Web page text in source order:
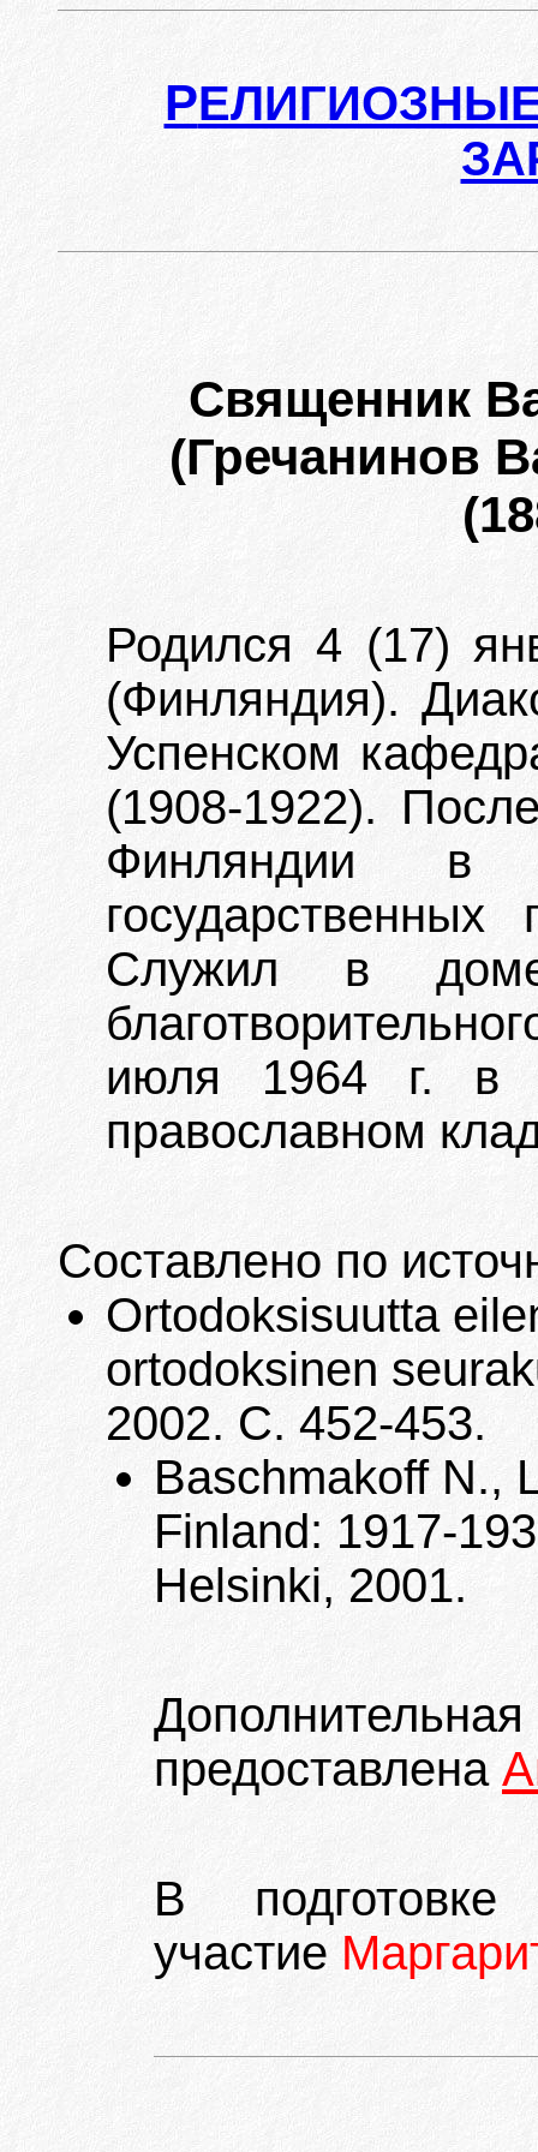
Р
Священник
(Гречанинов
Родился 4 (17)
(Финляндия).
Успенском
(1908-1922).
Финляндии в
Служил в доме
июля 1964 г. в
православном
Составлено по
Ortodoksisuutta
ortodoksinen
2002. С. 452-453.
Baschmakoff N.,
Finland: 1917-
Helsinki, 2001.
предоставлена
В
участие